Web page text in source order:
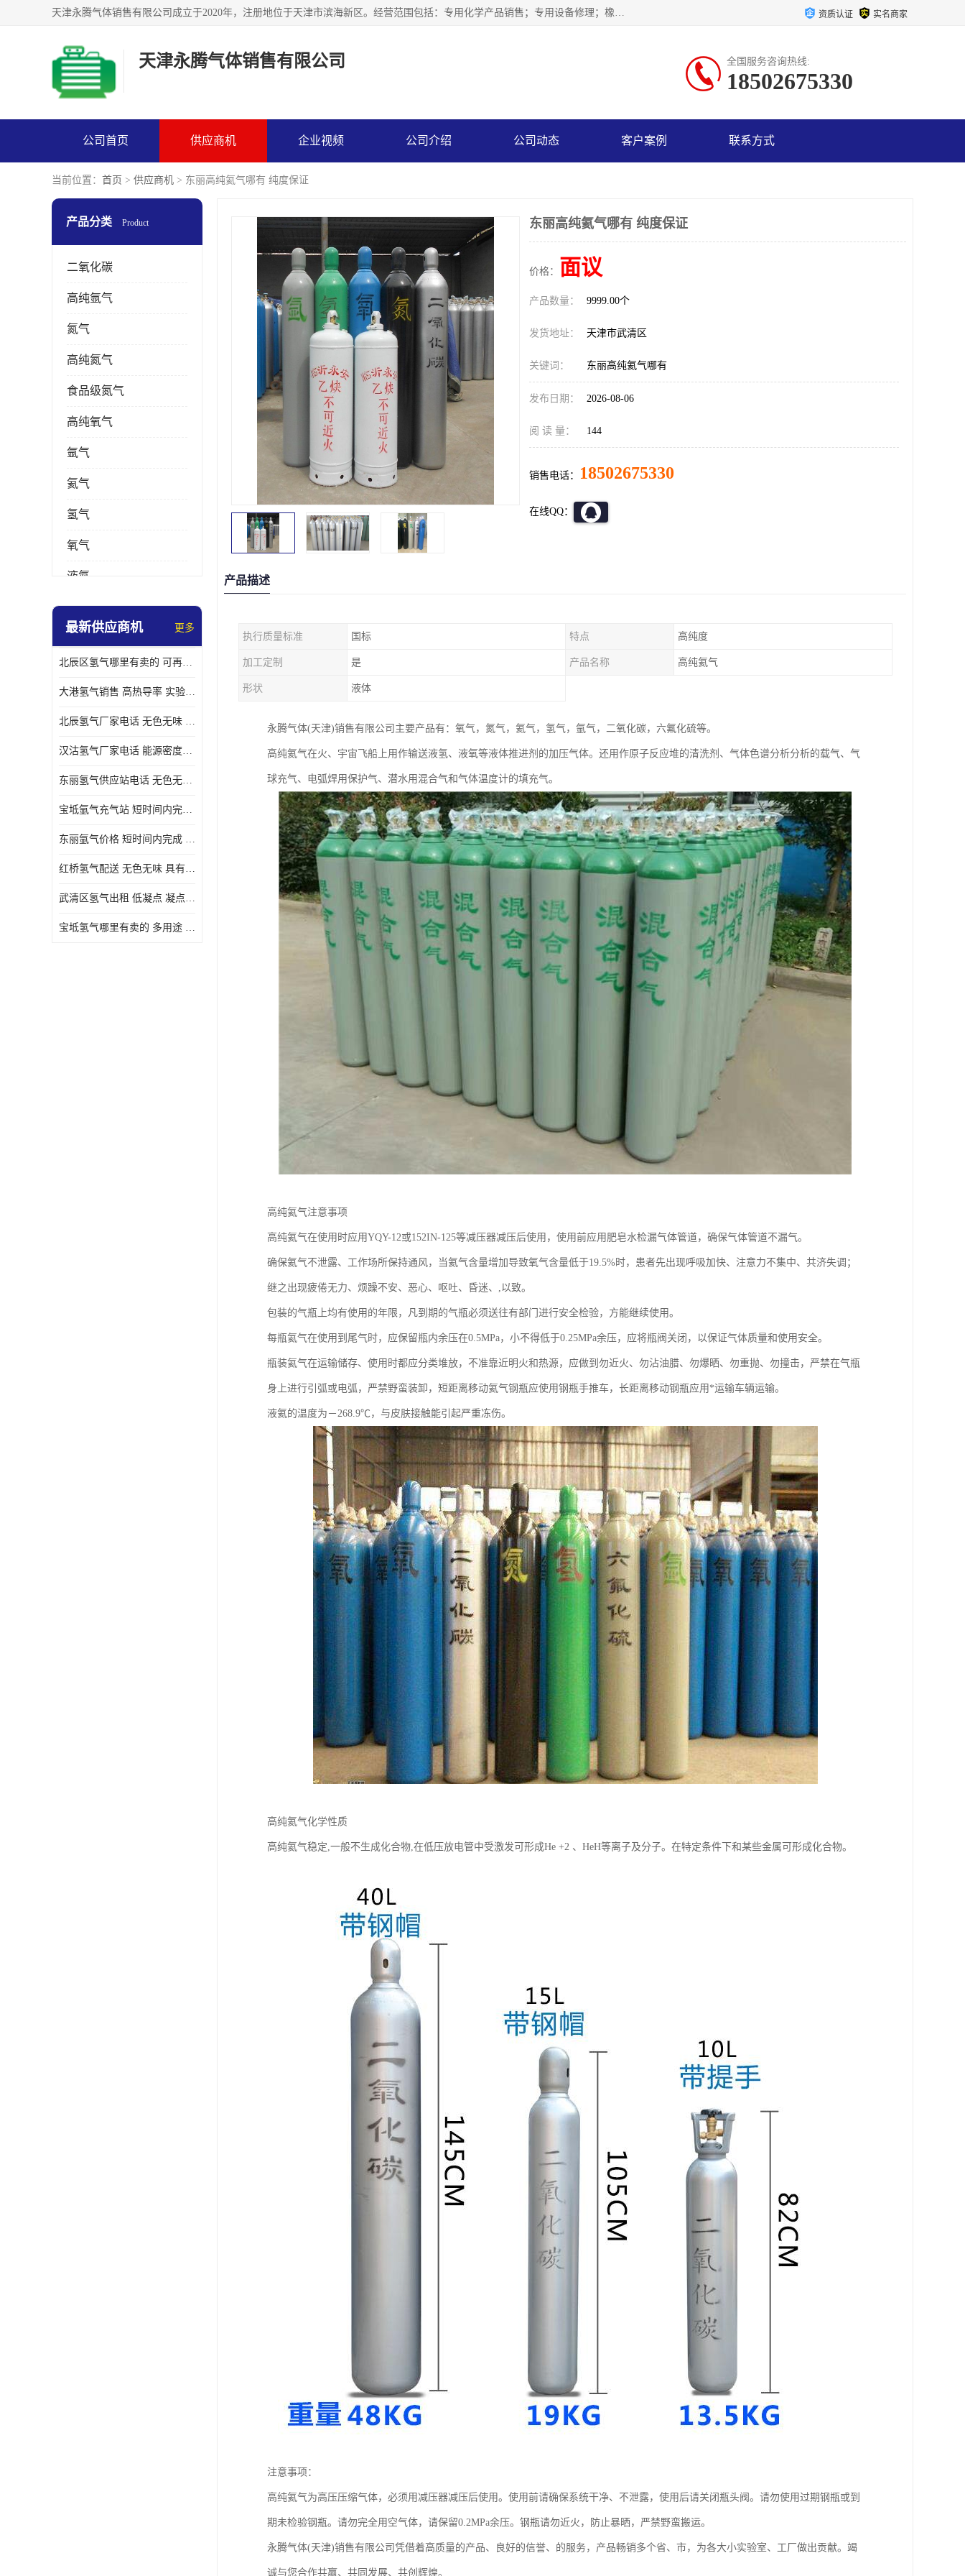
天津永腾气体销售有限公司成立于2020年，注册地位于天津市滨海新区。经营范围包括：专用化学产品销售；专用设备修理；橡胶制品销售；气体压缩机械销售；特种设备销售；仪器仪表销售；机械设备租赁；五金产品批发；食品添加剂销售等，主要供应：氧气、乙炔、氮气、氩气、氢气、氦气、液氨、液氮、一氧化碳、二氧化碳等，各种工业气体，高纯气体，食品级气体。 资质认证 实名商家
天津永腾气体销售有限公司 全国服务咨询热线:
18502675330
公司首页 供应商机 企业视频 公司介绍 公司动态 客户案例 联系方式
当前位置： 首页 > 供应商机 > 东丽高纯氦气哪有 纯度保证
产品分类 Product
二氧化碳
高纯氩气
氮气
高纯氮气
食品级氮气
高纯氧气
氩气
氦气
氢气
氧气
液氮
乙炔
最新供应商机 更多
北辰区氢气哪里有卖的 可再生 实验室应用
大港氢气销售 高热导率 实验室应用
北辰氢气厂家电话 无色无味 凝点为-259
汉沽氢气厂家电话 能源密度高 储存和传输便利
东丽氢气供应站电话 无色无味 储存和传输便利
宝坻氩气充气站 短时间内完成 人员经过培训
东丽氩气价格 短时间内完成 物流管理优良
红桥氢气配送 无色无味 具有较低的密度
武清区氢气出租 低凝点 凝点为-259
宝坻氢气哪里有卖的 多用途 可以在空气中上升
东丽高纯氦气哪有 纯度保证
价格： 面议
产品数量： 9999.00个
发货地址： 天津市武清区
关键词： 东丽高纯氦气哪有
发布日期： 2026-08-06
阅 读 量： 144
销售电话： 18502675330
在线QQ：
产品描述
执行质量标准 国标 特点 高纯度
加工定制 是 产品名称 高纯氦气
形状 液体
永腾气体(天津)销售有限公司主要产品有：氧气，氮气，氦气，氢气，氩气，二氧化碳，六氟化硫等。
高纯氦气在火、宇宙飞船上用作输送液氢、液氧等液体推进剂的加压气体。还用作原子反应堆的清洗剂、气体色谱分析分析的载气、气
球充气、电弧焊用保护气、潜水用混合气和气体温度计的填充气。
高纯氦气注意事项
高纯氦气在使用时应用YQY-12或152IN-125等减压器减压后使用，使用前应用肥皂水检漏气体管道，确保气体管道不漏气。
确保氦气不泄露、工作场所保持通风，当氦气含量增加导致氧气含量低于19.5%时，患者先出现呼吸加快、注意力不集中、共济失调；
继之出现疲倦无力、烦躁不安、恶心、呕吐、昏迷、,以致。
包装的气瓶上均有使用的年限，凡到期的气瓶必须送往有部门进行安全检验，方能继续使用。
每瓶氦气在使用到尾气时，应保留瓶内余压在0.5MPa，小不得低于0.25MPa余压，应将瓶阀关闭，以保证气体质量和使用安全。
瓶装氦气在运输储存、使用时都应分类堆放，不准靠近明火和热源，应做到勿近火、勿沾油腊、勿爆晒、勿重抛、勿撞击，严禁在气瓶
身上进行引弧或电弧，严禁野蛮装卸，短距离移动氦气钢瓶应使用钢瓶手推车，长距离移动钢瓶应用*运输车辆运输。
液氦的温度为－268.9℃，与皮肤接触能引起严重冻伤。
高纯氦气化学性质
高纯氦气稳定,一般不生成化合物,在低压放电管中受激发可形成He +2 、HeH等离子及分子。在特定条件下和某些金属可形成化合物。
注意事项：
高纯氦气为高压压缩气体，必须用减压器减压后使用。使用前请确保系统干净、不泄露，使用后请关闭瓶头阀。请勿使用过期钢瓶或到
期未检验钢瓶。请勿完全用空气体，请保留0.2MPa余压。钢瓶请勿近火，防止暴晒，严禁野蛮搬运。
永腾气体(天津)销售有限公司凭借着高质量的产品、良好的信誉、的服务，产品畅销多个省、市，为各大小实验室、工厂做出贡献。竭
诚与您合作共赢、共同发展、共创辉煌。